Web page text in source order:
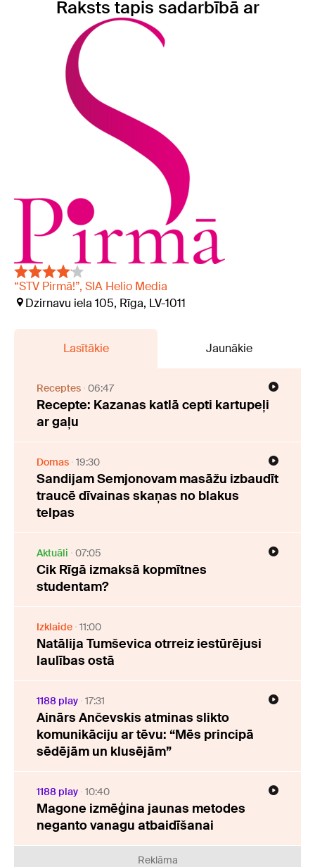
Raksts tapis sadarbībā ar
“STV Pirmā!”, SIA Helio Media
Dzirnavu iela 105, Rīga, LV-1011
Lasītākie Jaunākie
Receptes 06:47
Recepte: Kazanas katlā cepti kartupeļi
ar gaļu
Domas 19:30
Sandijam Semjonovam masāžu izbaudīt
traucē dīvainas skaņas no blakus
telpas
Aktuāli 07:05
Cik Rīgā izmaksā kopmītnes
studentam?
Izklaide 11:00
Natālija Tumševica otrreiz iestūrējusi
laulības ostā
1188 play 17:31
Ainārs Ančevskis atminas slikto
komunikāciju ar tēvu: “Mēs principā
sēdējām un klusējām”
1188 play 10:40
Magone izmēģina jaunas metodes
neganto vanagu atbaidīšanai
Reklāma